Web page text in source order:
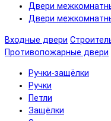
Двери
Двери
Входные двери
Противопожарные двери
Ручки-защёлки
Ручки
Петли
Защёлки